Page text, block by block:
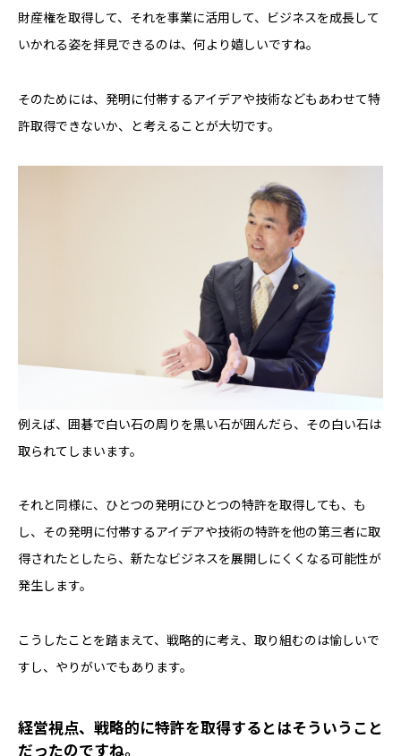
財産権を取得して、それを事業に活用して、ビジネスを成長して
いかれる姿を拝見できるのは、何より嬉しいですね。
そのためには、発明に付帯するアイデアや技術などもあわせて特
許取得できないか、と考えることが大切です。
例えば、囲碁で白い石の周りを黒い石が囲んだら、その白い石は
取られてしまいます。
それと同様に、ひとつの発明にひとつの特許を取得しても、も
し、その発明に付帯するアイデアや技術の特許を他の第三者に取
得されたとしたら、新たなビジネスを展開しにくくなる可能性が
発生します。
こうしたことを踏まえて、戦略的に考え、取り組むのは愉しいで
すし、やりがいでもあります。
――経営視点、戦略的に特許を取得するとはそういうこと
だったのですね。